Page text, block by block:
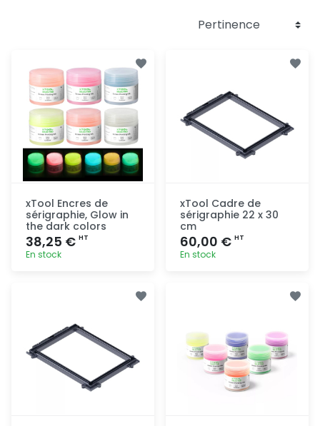
xTool Encres de
sérigraphie, Glow in
the dark colors
38,25 € HT
En stock
xTool Cadre de
sérigraphie 22 x 30
cm
60,00 € HT
En stock